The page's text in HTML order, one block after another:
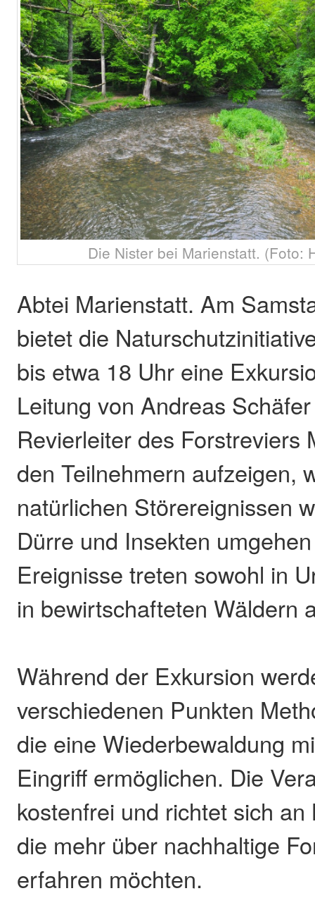
Die Nister bei Marienstatt. (Foto:
Abtei Marienstatt. Am
bietet die
bis etwa 18 Uhr eine
Leitung von Andreas
Revierleiter des Forstreviers
den Teilnehmern aufzeigen,
natürlichen Störereignissen
Dürre und Insekten
Ereignisse treten sowohl in
in bewirtschafteten Wäldern
Während der Exkursion
verschiedenen Punkten
die eine Wiederbewaldung
Eingriff ermöglichen. Die
kostenfrei und richtet sich
die mehr über nachhaltige
erfahren möchten.